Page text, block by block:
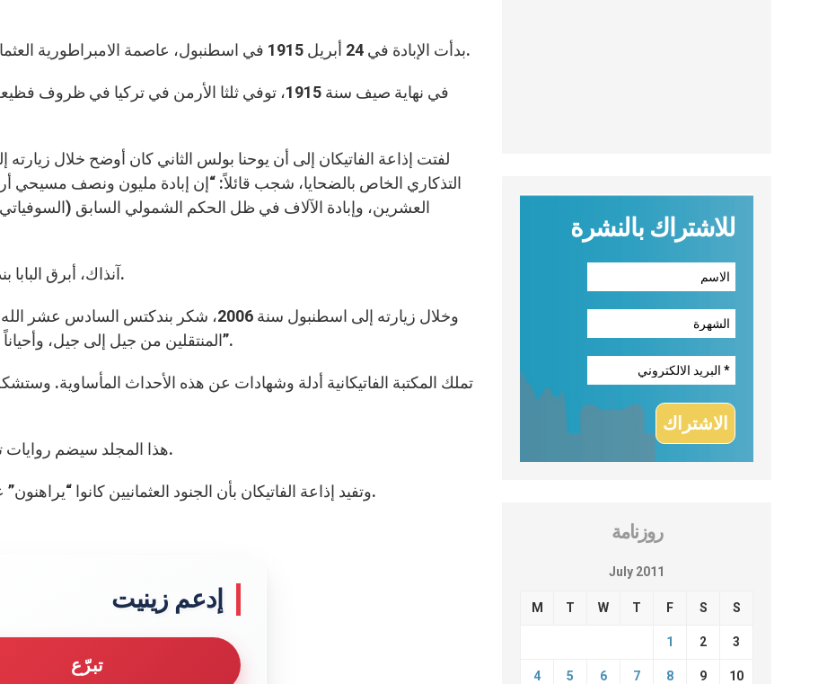
بدأت الإبادة في 24 أبريل 1915 في اسطنبول، عاصمة الامبراطورية العثمانية، مع مقتل 600 وجيه أرمني بأمر من الحكومة.
في نهاية صيف سنة 1915، توفي ثلثا الأرمن في تركيا
التذكاري الخاص بالضحايا، شجب قائلاً: “إن إبادة مليون ونصف مسيحي
العشرين، وإبادة الآلاف في ظل الحكم الشمولي السابق
آنذاك، أبرق البابا بندكتس الخامس عشر إلى السلطان ليطلب رأفته.
وخلال زيارته إلى اسطنبول سنة 2006، شكر
المنتقلين من جيل إلى جيل، وأحياناً في ظروف مأساوية، كما حصل في القرن الأخير”.
تملك المكتبة الفاتيكانية أدلة وشهادات عن هذه الأحداث المأساوية.
هذا المجلد سيضم روايات تصف بأدق التفاصيل التعذيب الذي قاساه الضحايا.
وتفيد إذاعة الفاتيكان بأن الجنود العثمانيين كانوا “يراهنون” على جنس جنين النساء الحوامل قبل بقر بطونهن.
إدعم زينيت
تبرّع
للاشتراك بالنشرة
روزنامة
July 2011
M T W T F S S
1 2 3
4 5 6 7 8 9 10